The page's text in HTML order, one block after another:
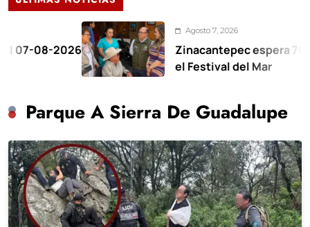
08-2026
Agosto 7, 2026
Zinacantepec espera 70 mil
el Festival del Mar
Parque A Sierra De Guadalupe